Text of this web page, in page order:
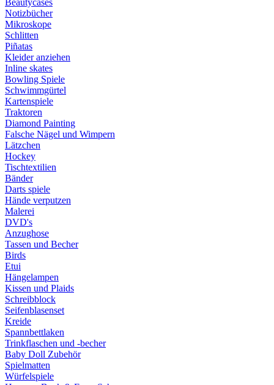
Beautycases
Notizbücher
Mikroskope
Schlitten
Piñatas
Kleider anziehen
Inline skates
Bowling Spiele
Schwimmgürtel
Kartenspiele
Traktoren
Diamond Painting
Falsche Nägel und Wimpern
Lätzchen
Hockey
Tischtextilien
Bänder
Darts spiele
Hände verputzen
Malerei
DVD's
Anzughose
Tassen und Becher
Birds
Etui
Hängelampen
Kissen und Plaids
Schreibblock
Seifenblasenset
Kreide
Spannbettlaken
Trinkflaschen und -becher
Baby Doll Zubehör
Spielmatten
Würfelspiele